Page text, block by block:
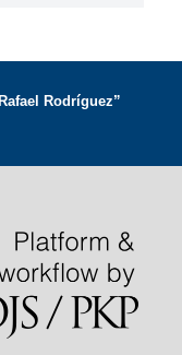
Rodríguez”